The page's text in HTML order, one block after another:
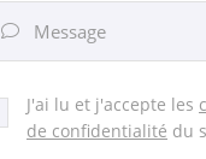
 Message
J'ai lu et j'accepte les
de confidentialité du